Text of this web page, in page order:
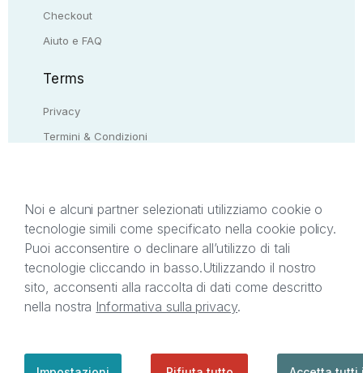
Checkout
Aiuto e FAQ
Terms
Privacy
Termini & Condizioni
Il presente sito web è di proprietà di StreetLib S.r.l.
titolare di tutti i diritti di proprietà intellettuale
afferenti ai marchi, loghi e segni distintivi presenti
sul sito web. Si invita l’utente a prendere visione
support@streetlib.com
Noi e alcuni partner selezionati utilizziamo cookie o
tecnologie simili come specificato nella cookie policy.
Puoi acconsentire o declinare all’utilizzo di tali
tecnologie cliccando in basso.Utilizzando il nostro
sito, acconsenti alla raccolta di dati come descritto
nella nostra Informativa sulla privacy.